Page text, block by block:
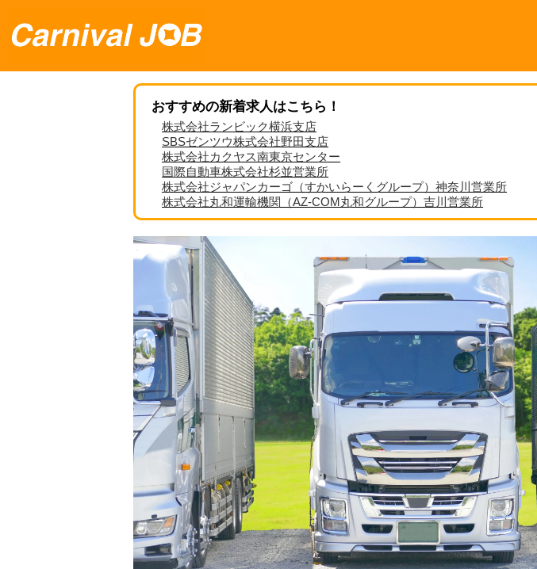
おすすめの新着求人はこちら！
株式会社ランビック横浜支店
SBSゼンツウ株式会社野田支店
株式会社カクヤス南東京センター
国際自動車株式会社杉並営業所
株式会社ジャパンカーゴ（すかいらーくグループ）神奈川営業所
株式会社丸和運輸機関（AZ-COM丸和グループ）吉川営業所